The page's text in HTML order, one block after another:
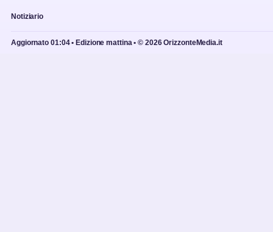
Notiziario
Aggiornato 01:04 • Edizione mattina • © 2026 OrizzonteMedia.it